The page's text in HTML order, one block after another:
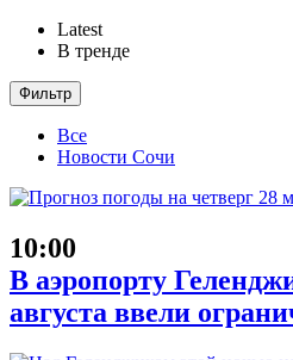
Latest
В тренде
Фильтр
Все
Новости Сочи
10:00
В аэропорту
августа ввели